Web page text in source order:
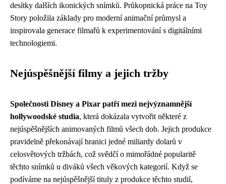
desítky dalších ikonických snímků. Průkopnická práce na Toy
Story položila základy pro moderní animační průmysl a
inspirovala generace filmařů k experimentování s digitálními
technologiemi.
Nejúspěšnější filmy a jejich tržby
Společnosti Disney a Pixar patří mezi nejvýznamnější
hollywoodské studia, která dokázala vytvořit některé z
nejúspěšnějších animovaných filmů všech dob. Jejich produkce
pravidelně překonávají hranici jedné miliardy dolarů v
celosvětových tržbách, což svědčí o mimořádné popularitě
těchto snímků u diváků všech věkových kategorií. Když se
podíváme na nejúspěšnější tituly z produkce těchto studií,